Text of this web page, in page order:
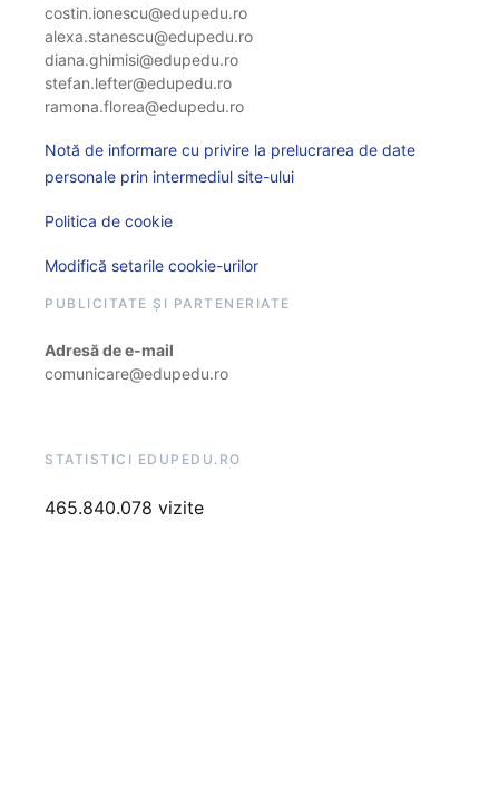
costin.ionescu@edupedu.ro
alexa.stanescu@edupedu.ro
diana.ghimisi@edupedu.ro
stefan.lefter@edupedu.ro
ramona.florea@edupedu.ro
Notă de informare cu privire la prelucrarea de date
personale prin intermediul site-ului
Politica de cookie
Modifică setarile cookie-urilor
PUBLICITATE ȘI PARTENERIATE
Adresă de e-mail
comunicare@edupedu.ro
STATISTICI EDUPEDU.RO
465.840.078 vizite